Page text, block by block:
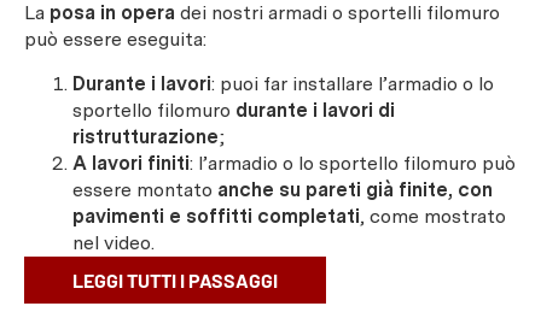
La posa in opera dei nostri armadi o sportelli filomuro
può essere eseguita:
Durante i lavori: puoi far installare l’armadio o lo
sportello filomuro durante i lavori di
ristrutturazione;
A lavori finiti: l’armadio o lo sportello filomuro può
essere montato anche su pareti già finite, con
pavimenti e soffitti completati, come mostrato
nel video.
LEGGI TUTTI I PASSAGGI